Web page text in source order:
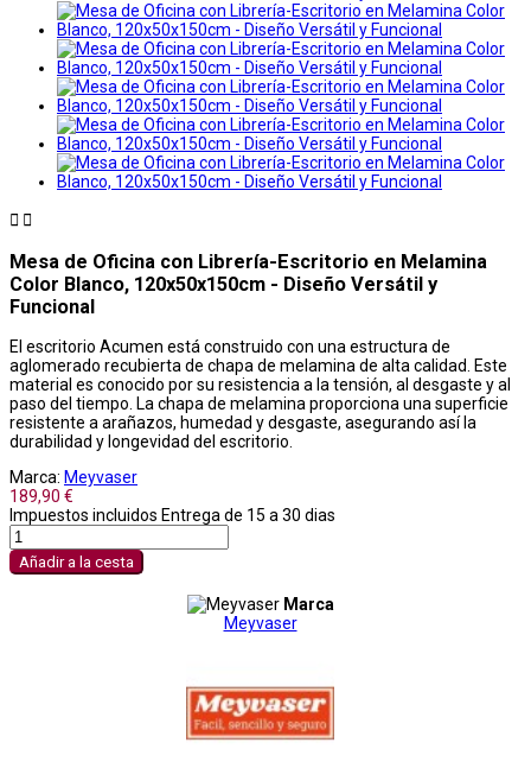
 
Mesa de Oficina con Librería-Escritorio en Melamina
Color Blanco, 120x50x150cm - Diseño Versátil y
Funcional
El escritorio Acumen está construido con una estructura de
aglomerado recubierta de chapa de melamina de alta calidad. Este
material es conocido por su resistencia a la tensión, al desgaste y al
paso del tiempo. La chapa de melamina proporciona una superficie
resistente a arañazos, humedad y desgaste, asegurando así la
durabilidad y longevidad del escritorio.
Marca: Meyvaser
189,90 €
Impuestos incluidos Entrega de 15 a 30 dias
Añadir a la cesta
Marca
Meyvaser